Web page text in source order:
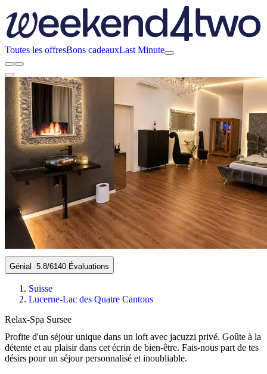
Toutes les offresBons cadeauxLast Minute
Génial 5.8/6140 Évaluations
Suisse
Lucerne-Lac des Quatre Cantons
Relax-Spa Sursee
Profite d'un séjour unique dans un loft avec jacuzzi privé. Goûte à la
détente et au plaisir dans cet écrin de bien-être. Fais-nous part de tes
désirs pour un séjour personnalisé et inoubliable.